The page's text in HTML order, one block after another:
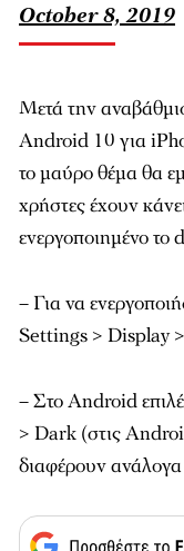
October 8, 2019
Μετά την
Android 10 για
το μαύρο θέμα θα
χρήστες έχουν
ενεργοποιημένο το
– Για να
Settings > Display
– Στο Android
> Dark (στις
διαφέρουν